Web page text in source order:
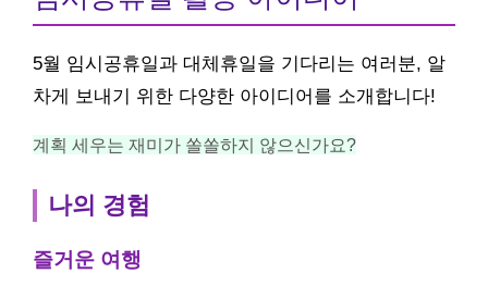
5월 임시공휴일과 대체휴일을 기다리는 여러분, 알
차게 보내기 위한 다양한 아이디어를 소개합니다!
계획 세우는 재미가 쏠쏠하지 않으신가요?
나의 경험
즐거운 여행